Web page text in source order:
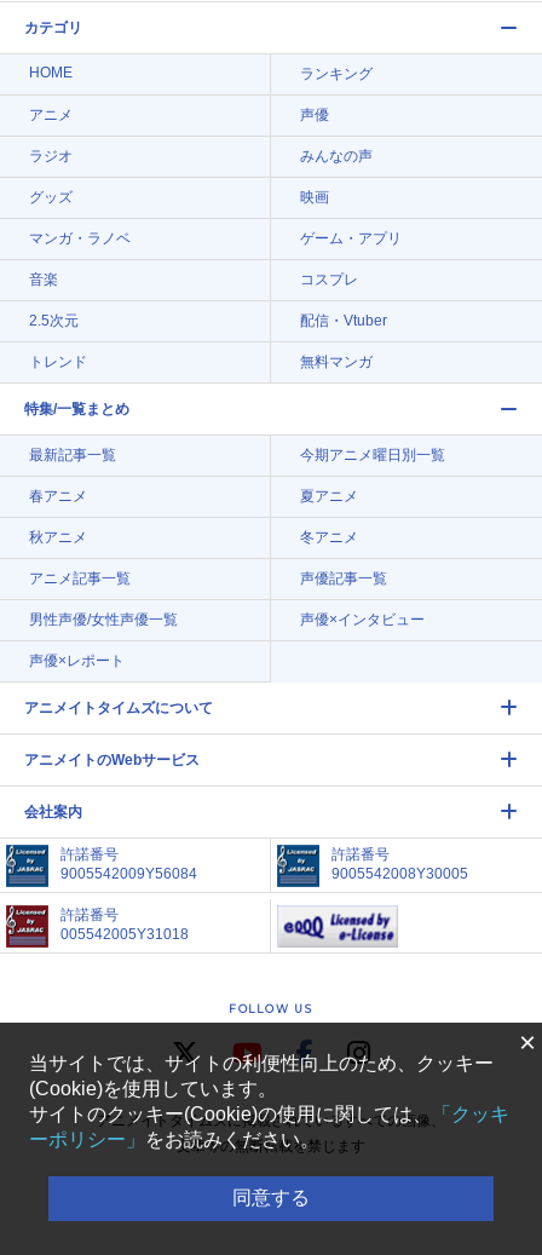
カテゴリ
HOME ランキング
アニメ 声優
ラジオ みんなの声
グッズ 映画
マンガ・ラノベ ゲーム・アプリ
音楽 コスプレ
2.5次元 配信・Vtuber
トレンド 無料マンガ
特集/一覧まとめ
最新記事一覧 今期アニメ曜日別一覧
春アニメ 夏アニメ
秋アニメ 冬アニメ
アニメ記事一覧 声優記事一覧
男性声優/女性声優一覧 声優×インタビュー
声優×レポート
アニメイトタイムズについて
アニメイトのWebサービス
会社案内
許諾番号
9005542009Y56084
許諾番号
9005542008Y30005
許諾番号
005542005Y31018
FOLLOW US
アニメイトタイムズに掲載されているすべての画像、
文章等の無断転載を禁じます
COPYRIGHT(C) ANIMATE CORPORATION.
ALL RIGHTS RESERVED
×
当サイトでは、サイトの利便性向上のため、クッキー
(Cookie)を使用しています。
サイトのクッキー(Cookie)の使用に関しては、
「クッキ
ーポリシー」
をお読みください。
同意する